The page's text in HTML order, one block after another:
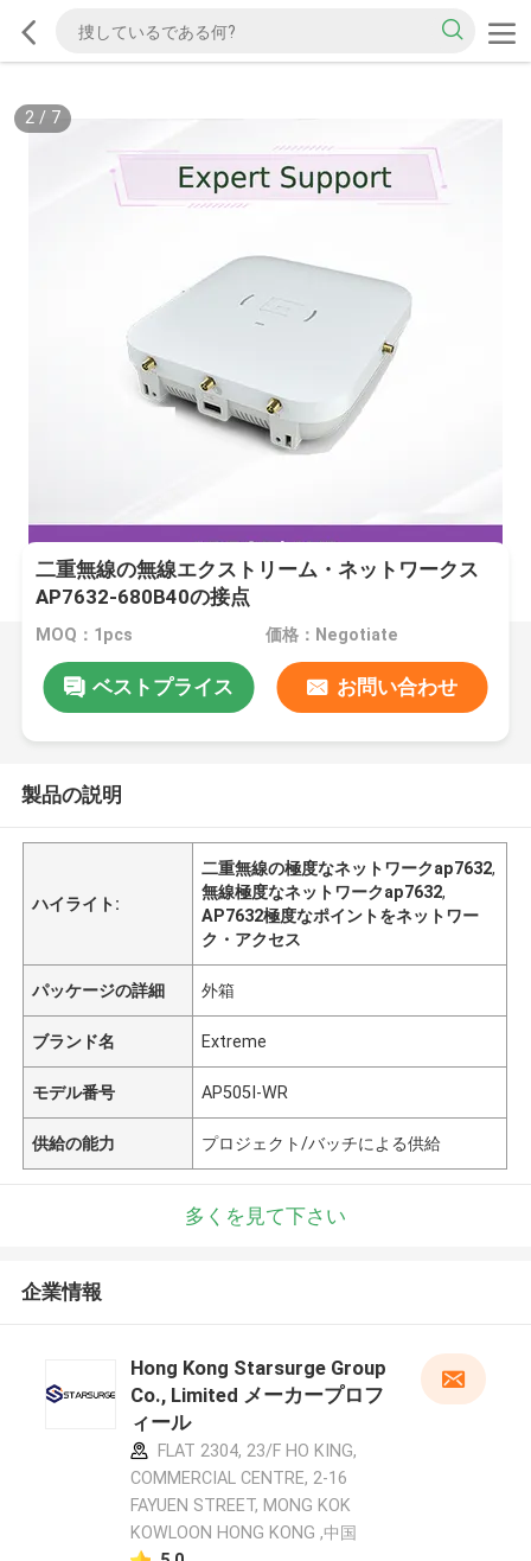
2/ 7
二重無線の無線エクストリーム・ネットワークス
AP7632-680B40の接点
MOQ：1pcs 価格：Negotiate
ベストプライス お問い合わせ
製品の説明
ハイライト:
二重無線の極度なネットワークap7632,
無線極度なネットワークap7632,
AP7632極度なポイントをネットワー
ク・アクセス
パッケージの詳細 外箱
ブランド名 Extreme
モデル番号 AP505I-WR
供給の能力 プロジェクト/バッチによる供給
多くを見て下さい
企業情報
Hong Kong Starsurge Group
Co., Limited メーカープロフ
ィール
FLAT 2304, 23/F HO KING,
COMMERCIAL CENTRE, 2-16
FAYUEN STREET, MONG KOK
KOWLOON HONG KONG ,中国